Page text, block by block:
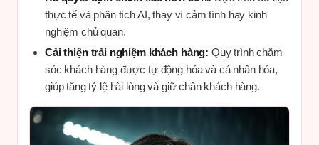
thực tế và phân tích AI, thay vì cảm tính hay kinh
nghiệm chủ quan.
Cải thiện trải nghiệm khách hàng: Quy trình chăm
sóc khách hàng được tự động hóa và cá nhân hóa,
giúp tăng tỷ lệ hài lòng và giữ chân khách hàng.